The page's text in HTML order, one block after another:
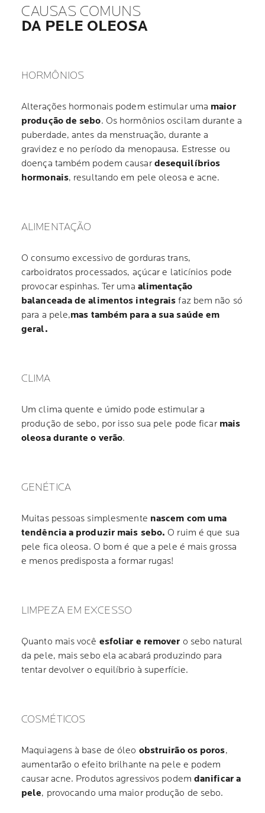
CAUSAS COMUNS
DA PELE OLEOSA
HORMÔNIOS
Alterações hormonais podem estimular uma maior
produção de sebo. Os hormônios oscilam durante a
puberdade, antes da menstruação, durante a
gravidez e no período da menopausa. Estresse ou
doença também podem causardesequilíbrios
hormonais, resultando em pele oleosa e acne.
ALIMENTAÇÃO
O consumo excessivo de gorduras trans,
carboidratos processados, açúcar e laticínios pode
provocar espinhas. Ter uma alimentação
balanceada de alimentos integrais faz bem não só
para a pele,mas também para a sua saúde em
geral.
CLIMA
Um clima quente e úmido pode estimular a
produção de sebo, por isso sua pele pode ficar mais
oleosa durante o verão.
GENÉTICA
Muitas pessoas simplesmente nascem com uma
tendência a produzir mais sebo. O ruim é que sua
pele fica oleosa. O bom é que a pele é mais grossa
e menos predisposta a formar rugas!
LIMPEZA EM EXCESSO
Quanto mais você esfoliar e remover o sebo natural
da pele, mais sebo ela acabará produzindo para
tentar devolver o equilíbrio à superfície.
COSMÉTICOS
Maquiagens à base de óleo obstruirão os poros,
aumentarão o efeito brilhante na pele e podem
causar acne. Produtos agressivos podem danificar a
pele, provocando uma maior produção de sebo.